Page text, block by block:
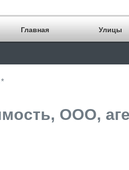
Главная Улицы
*
ООО,